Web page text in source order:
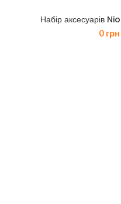
ДОДАТИ В
Набір аксесуарів
0 грн